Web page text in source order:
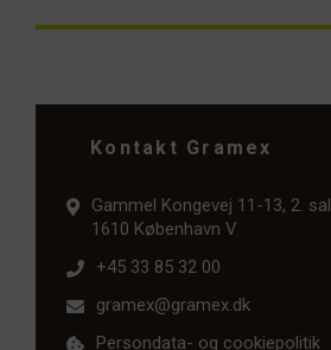
Kontakt Gramex
Gammel Kongevej 11-13, 2. sal
1610 København V
+45 33 85 32 00
gramex@gramex.dk
Persondata- og cookiepolitik